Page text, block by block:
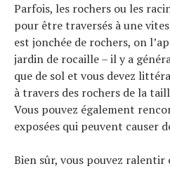
Parfois, les rochers ou les
pour être traversés à une
est jonchée de rochers, on
jardin de rocaille – il y a
que de sol et vous devez
à travers des rochers de la
Vous pouvez également
exposées qui peuvent causer
Bien sûr, vous pouvez ralentir